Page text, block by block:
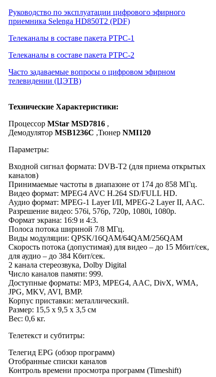
Руководство по эксплуатации цифрового эфирного
приемника Selenga HD850T2 (PDF)
Телеканалы в составе пакета РТРС-1
Телеканалы в составе пакета РТРС-2
Часто задаваемые вопросы о цифровом эфирном
телевидении (ЦЭТВ)
Технические Характеристики:
Процессор MStar MSD7816 ,
Демодулятор MSB1236C ,Тюнер NMI120
Параметры:
Входной сигнал формата: DVB-T2 (для приема открытых
каналов)
Принимаемые частоты в диапазоне от 174 до 858 МГц.
Видео формат: MPEG4 AVC H.264 SD/FULL HD.
Аудио формат: MPEG-1 Layer I/II, MPEG-2 Layer II, AAC.
Разрешение видео: 576i, 576p, 720p, 1080i, 1080p.
Формат экрана: 16:9 и 4:3.
Полоса потока шириной 7/8 МГц.
Виды модуляции: QPSK/16QAM/64QAM/256QAM
Скорость потока (допустимая) для видео – до 15 Мбит/сек,
для аудио – до 384 Кбит/сек.
2 канала стереозвука, Dolby Digital
Число каналов памяти: 999.
Доступные форматы: MP3, MPEG4, AAC, DivX, WMA,
JPG, MKV, AVI, BMP.
Корпус приставки: металлический.
Размер: 15,5 х 9,5 х 3,5 см
Вес: 0,6 кг.
Телетекст и субтитры:
Телегид EPG (обзор программ)
Отобранные списки каналов
Контроль времени просмотра программ (Timeshift)